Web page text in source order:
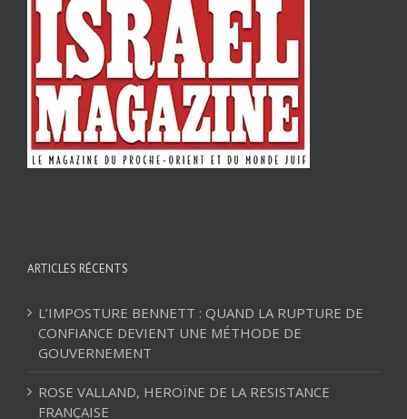
ARTICLES RÉCENTS
L’IMPOSTURE BENNETT : QUAND LA RUPTURE DE
CONFIANCE DEVIENT UNE MÉTHODE DE
GOUVERNEMENT
ROSE VALLAND, HEROÏNE DE LA RESISTANCE
FRANÇAISE